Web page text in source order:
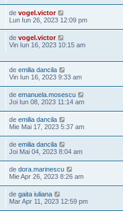
de vogel.victor
Lun Iun 26, 2023 12:09 pm
de vogel.victor
Vin Iun 16, 2023 10:15 am
de emilia dancila
Vin Iun 16, 2023 9:33 am
de emanuela.mosescu
Joi Iun 08, 2023 11:14 am
de emilia dancila
Mie Mai 17, 2023 5:37 am
de emilia dancila
Joi Mai 04, 2023 8:04 am
de dora.marinescu
Mie Apr 26, 2023 8:26 am
de gaita iuliana
Mar Apr 11, 2023 12:59 pm